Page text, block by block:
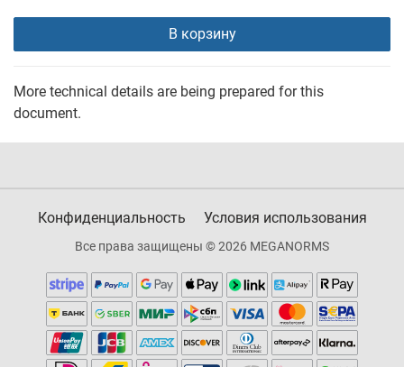
В корзину
More technical details are being prepared for this
document.
Конфиденциальность Условия использования
Все права защищены © 2026 MEGANORMS